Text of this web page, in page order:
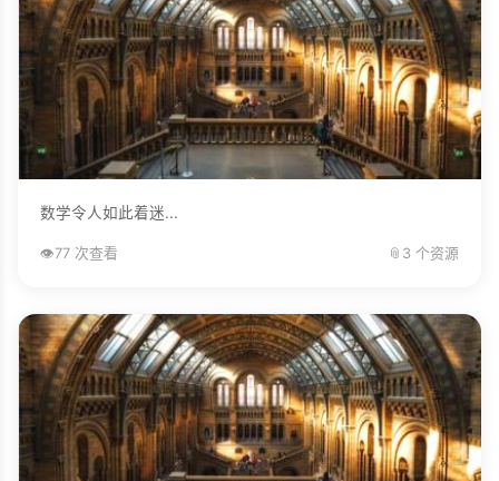
数学令人如此着迷...
👁️77 次查看 📎 3 个资源